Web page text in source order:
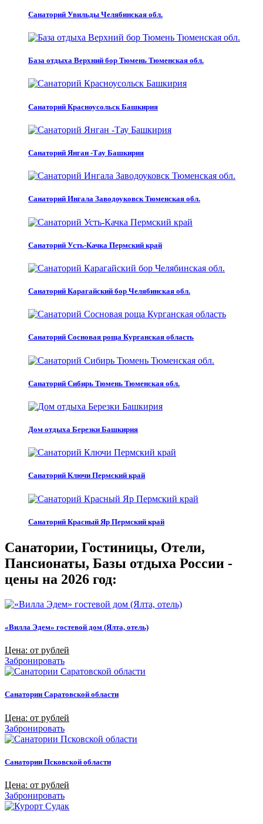
Санаторий Увильды Челябинская обл.
База отдыха Верхний бор Тюмень Тюменская обл.
Санаторий Красноусольск Башкирия
Санаторий Янган -Тау Башкирия
Санаторий Ингала Заводоуковск Тюменская обл.
Санаторий Усть-Качка Пермский край
Санаторий Карагайский бор Челябинская обл.
Санаторий Сосновая роща Курганская область
Санаторий Сибирь Тюмень Тюменская обл.
Дом отдыха Березки Башкирия
Санаторий Ключи Пермский край
Санаторий Красный Яр Пермский край
Санатории, Гостиницы, Отели,
Пансионаты, Базы отдыха России -
цены на 2026 год:
«Вилла Эдем» гостевой дом (Ялта, отель)
Цена: от рублей
Забронировать
Санатории Саратовской области
Цена: от рублей
Забронировать
Санатории Псковской области
Цена: от рублей
Забронировать